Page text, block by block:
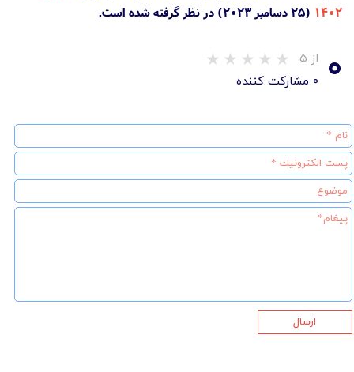
۱۴۰۲ (۲۵ دسامبر ۲۰۲۳) در نظر گرفته شده است.
۰ از ۵
۰ مشارکت کننده
ارسال